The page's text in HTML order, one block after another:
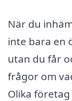
När du
inte bara en
utan du får
frågor om
Olika